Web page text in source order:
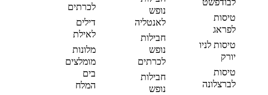
לבודפשט
טיסות
לפראג
טיסות לניו
יורק
טיסות
לברצלונה
נופש
לאנטליה
חבילות
נופש
לכרתים
חבילות
נופש
לכרתים
דילים
לאילת
מלונות
מומלצים
בים
המלח